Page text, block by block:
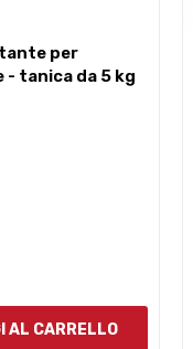
tanica da 5 kg
AL CARRELLO